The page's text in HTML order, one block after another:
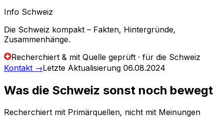
Info Schweiz
Die Schweiz kompakt – Fakten, Hintergründe,
Zusammenhänge.
Recherchiert & mit Quelle geprüft · für die Schweiz
Kontakt →Letzte Aktualisierung 06.08.2024
Was die Schweiz sonst noch bewegt
Recherchiert mit Primärquellen, nicht mit Meinungen